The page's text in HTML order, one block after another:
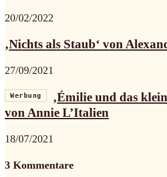
20/02/2022
‚Nichts als Staub‘ von
27/09/2021
Werbung
‚Émilie und das
von Annie L’Italien
18/07/2021
3 Kommentare